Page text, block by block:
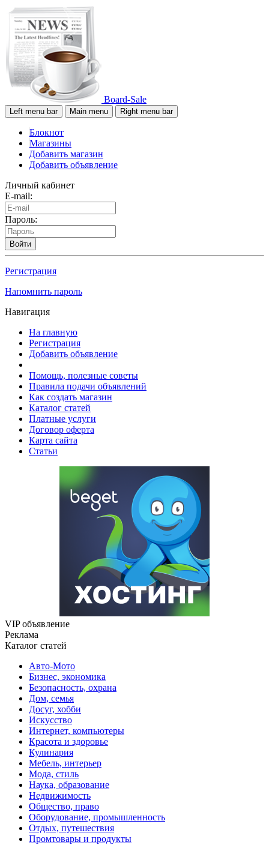
Board-Sale
Left menu bar Main menu Right menu bar
Блокнот
Магазины
Добавить магазин
Добавить объявление
Личный кабинет
E-mail:
Пароль:
Войти
Регистрация
Напомнить пароль
Навигация
На главную
Регистрация
Добавить объявление
Помощь, полезные советы
Правила подачи объявлений
Как создать магазин
Каталог статей
Платные услуги
Договор оферта
Карта сайта
Статьи
VIP объявление
Реклама
Каталог статей
Авто-Мото
Бизнес, экономика
Безопасность, охрана
Дом, семья
Досуг, хобби
Искусство
Интернет, компьютеры
Красота и здоровье
Кулинария
Мебель, интерьер
Мода, стиль
Наука, образование
Недвижимость
Общество, право
Оборудование, промышленность
Отдых, путешествия
Промтовары и продукты